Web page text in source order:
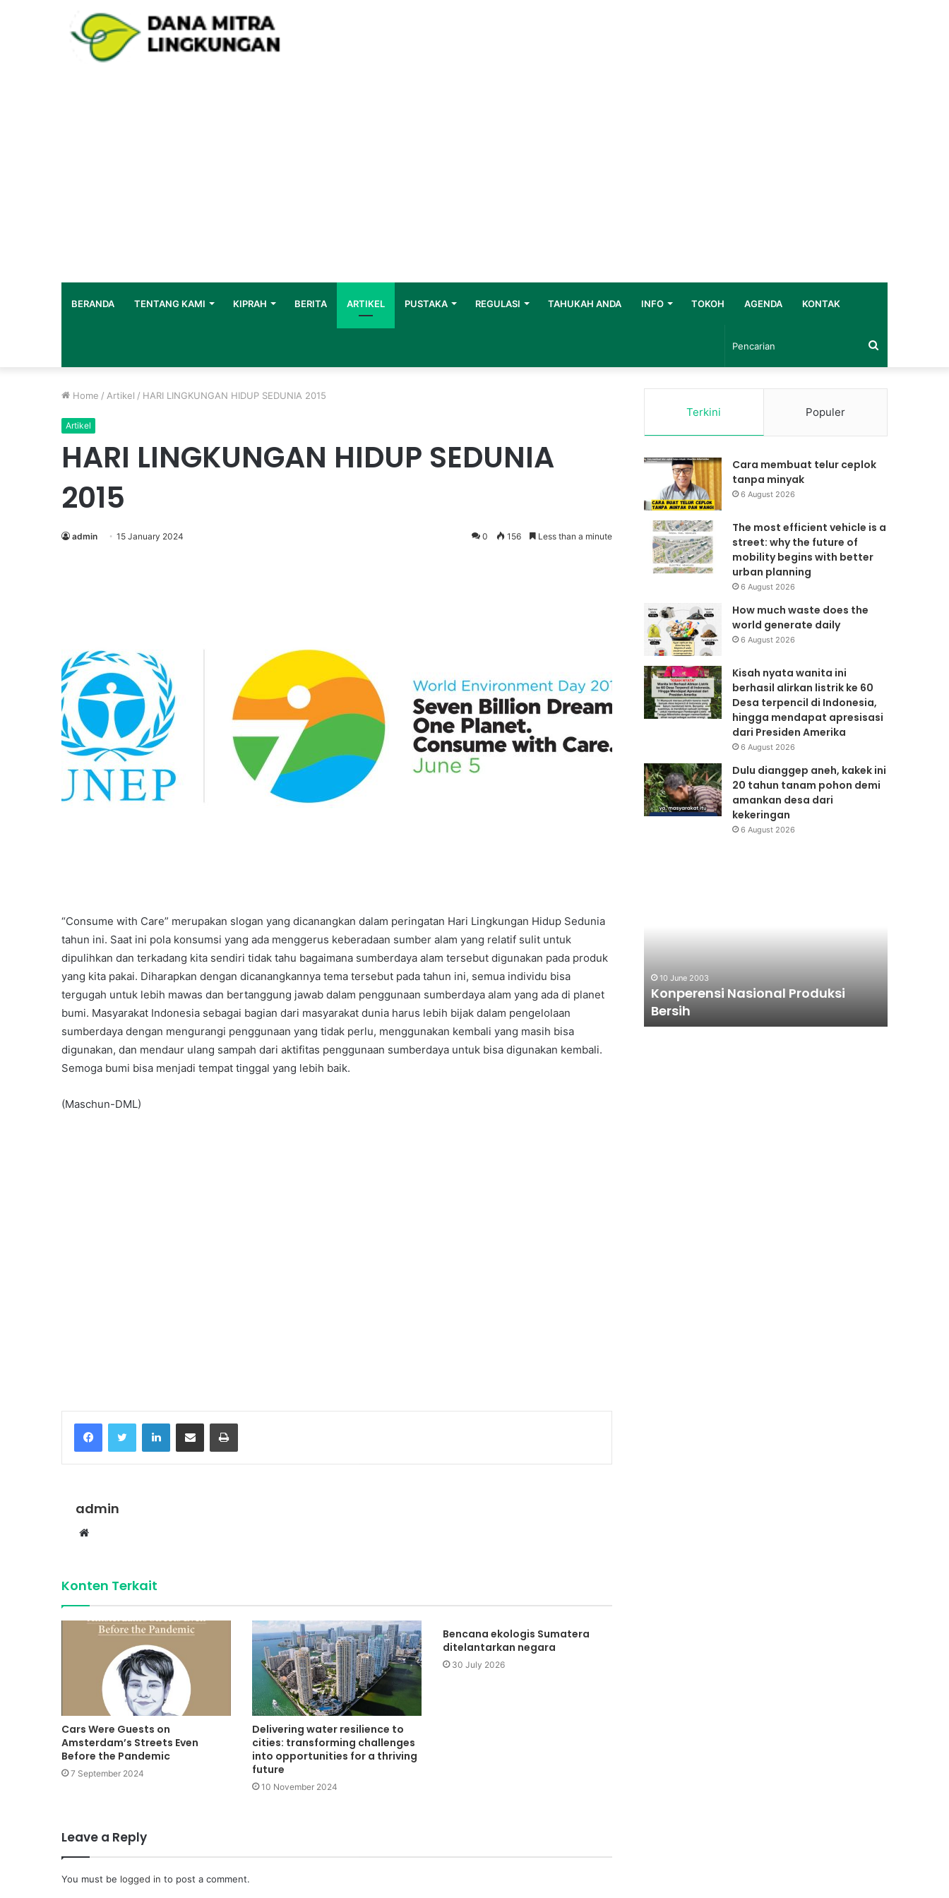
BERANDA TENTANG KAMI KIPRAH BERITA ARTIKEL PUSTAKA REGULASI TAHUKAH ANDA INFO TOKOH AGENDA KONTAK
Pencarian
Home / Artikel / HARI LINGKUNGAN HIDUP SEDUNIA 2015
Artikel
HARI LINGKUNGAN HIDUP SEDUNIA
2015
admin 15 January 2024 0 156 Less than a minute
“Consume with Care” merupakan slogan yang dicanangkan dalam peringatan Hari Lingkungan Hidup Sedunia
tahun ini. Saat ini pola konsumsi yang ada menggerus keberadaan sumber alam yang relatif sulit untuk
dipulihkan dan terkadang kita sendiri tidak tahu bagaimana sumberdaya alam tersebut digunakan pada produk
yang kita pakai. Diharapkan dengan dicanangkannya tema tersebut pada tahun ini, semua individu bisa
tergugah untuk lebih mawas dan bertanggung jawab dalam penggunaan sumberdaya alam yang ada di planet
bumi. Masyarakat Indonesia sebagai bagian dari masyarakat dunia harus lebih bijak dalam pengelolaan
sumberdaya dengan mengurangi penggunaan yang tidak perlu, menggunakan kembali yang masih bisa
digunakan, dan mendaur ulang sampah dari aktifitas penggunaan sumberdaya untuk bisa digunakan kembali.
Semoga bumi bisa menjadi tempat tinggal yang lebih baik.
(Maschun-DML)
FacebookTwitter LinkedInShare via Email Print
admin
Website
Konten Terkait
Cars Were Guests on
Amsterdam’s Streets Even
Before the Pandemic
7 September 2024
Delivering water resilience to
cities: transforming challenges
into opportunities for a thriving
future
10 November 2024
Bencana ekologis Sumatera
ditelantarkan negara
30 July 2026
Leave a Reply
You must be logged in to post a comment.
Terkini Populer
Cara membuat telur ceplok
tanpa minyak
6 August 2026
The most efficient vehicle is a
street: why the future of
mobility begins with better
urban planning
6 August 2026
How much waste does the
world generate daily
6 August 2026
Kisah nyata wanita ini
berhasil alirkan listrik ke 60
Desa terpencil di Indonesia,
hingga mendapat apresisasi
dari Presiden Amerika
6 August 2026
Dulu dianggep aneh, kakek ini
20 tahun tanam pohon demi
amankan desa dari
kekeringan
6 August 2026
10 June 2000
Dana Bantuan Kecil
10 June 2000
Riset Batu Batere
10 June 2003
Konperensi Nasional Produksi
Bersih